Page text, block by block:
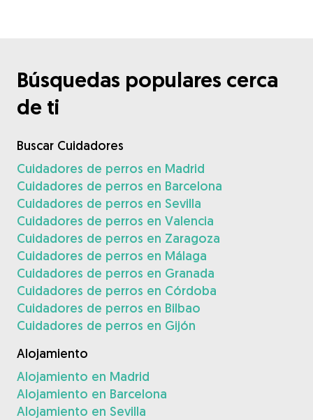
Búsquedas populares cerca
de ti
Buscar Cuidadores
Cuidadores de perros en Madrid
Cuidadores de perros en Barcelona
Cuidadores de perros en Sevilla
Cuidadores de perros en Valencia
Cuidadores de perros en Zaragoza
Cuidadores de perros en Málaga
Cuidadores de perros en Granada
Cuidadores de perros en Córdoba
Cuidadores de perros en Bilbao
Cuidadores de perros en Gijón
Alojamiento
Alojamiento en Madrid
Alojamiento en Barcelona
Alojamiento en Sevilla